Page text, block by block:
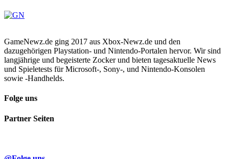
GameNewz.de ging 2017 aus Xbox-Newz.de und den
dazugehörigen Playstation- und Nintendo-Portalen hervor. Wir sind
langjährige und begeisterte Zocker und bieten tagesaktuelle News
und Spieletests für Microsoft-, Sony-, und Nintendo-Konsolen
sowie -Handhelds.
Folge uns
Partner Seiten